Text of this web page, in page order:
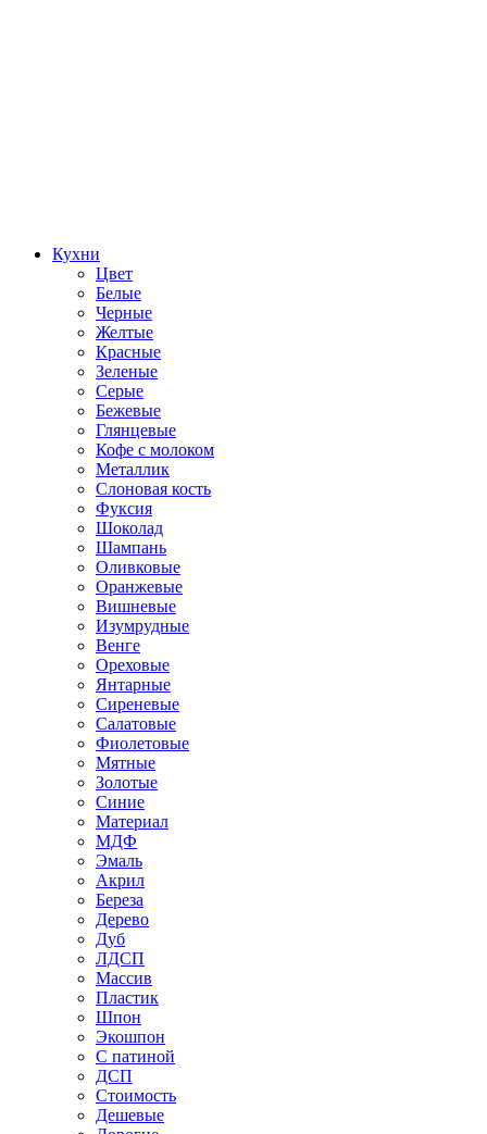
Кухни
Цвет
Белые
Черные
Желтые
Красные
Зеленые
Серые
Бежевые
Глянцевые
Кофе с молоком
Металлик
Слоновая кость
Фуксия
Шоколад
Шампань
Оливковые
Оранжевые
Вишневые
Изумрудные
Венге
Ореховые
Янтарные
Сиреневые
Салатовые
Фиолетовые
Мятные
Золотые
Синие
Материал
МДФ
Эмаль
Акрил
Береза
Дерево
Дуб
ЛДСП
Массив
Пластик
Шпон
Экошпон
С патиной
ДСП
Стоимость
Дешевые